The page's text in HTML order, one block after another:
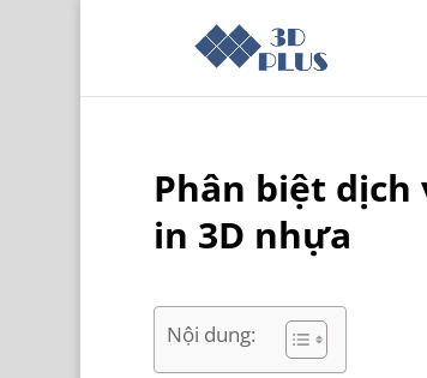
Phân biệt dịch
in 3D nhựa
Nội dung: